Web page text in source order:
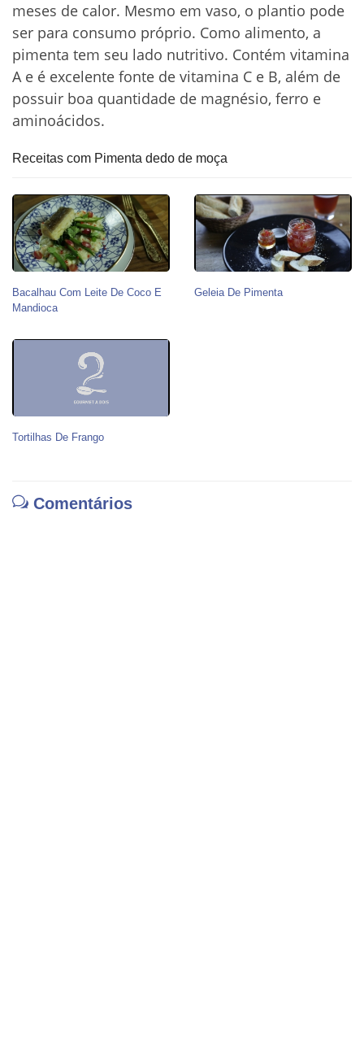
meses de calor. Mesmo em vaso, o plantio pode
ser para consumo próprio. Como alimento, a
pimenta tem seu lado nutritivo. Contém vitamina
A e é excelente fonte de vitamina C e B, além de
possuir boa quantidade de magnésio, ferro e
aminoácidos.
Receitas com Pimenta dedo de moça
Bacalhau Com Leite De Coco E
Mandioca
Geleia De Pimenta
Tortilhas De Frango
Comentários